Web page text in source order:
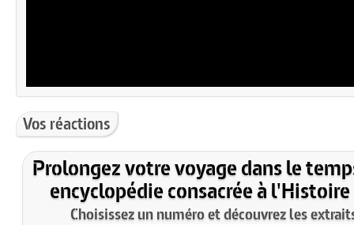
Vos réactions
Prolongez votre voyage dans le
encyclopédie consacrée à l'Histoire
Choisissez un numéro et découvrez les